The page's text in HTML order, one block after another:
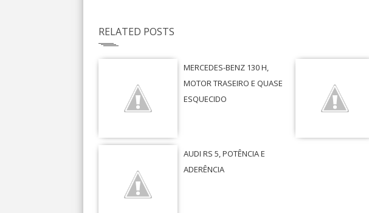
RELATED POSTS
MERCEDES-BENZ 130 H,
MOTOR TRASEIRO E QUASE
ESQUECIDO
AUDI RS 5, POTÊNCIA E
ADERÊNCIA